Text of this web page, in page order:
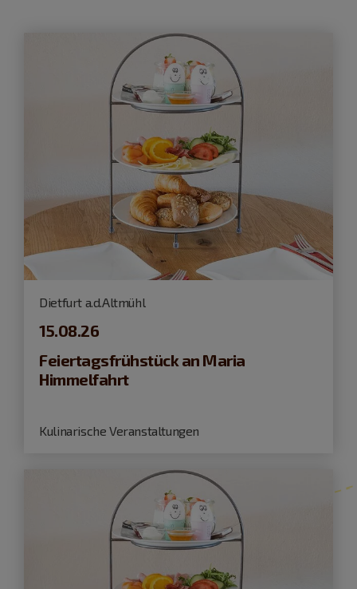
Dietfurt a.d.Altmühl
15.08.26
Feiertagsfrühstück an Maria
Himmelfahrt
Kulinarische Veranstaltungen